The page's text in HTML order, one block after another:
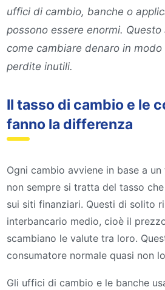
uffici di cambio, banche o
possono essere enormi.
come cambiare denaro in
perdite inutili.
Il tasso di cambio e le
fanno la differenza
Ogni cambio avviene in base a
non sempre si tratta del tasso
sui siti finanziari. Questi di solito
interbancario medio, cioè il
scambiano le valute tra loro.
consumatore normale quasi non
Gli uffici di cambio e le banche